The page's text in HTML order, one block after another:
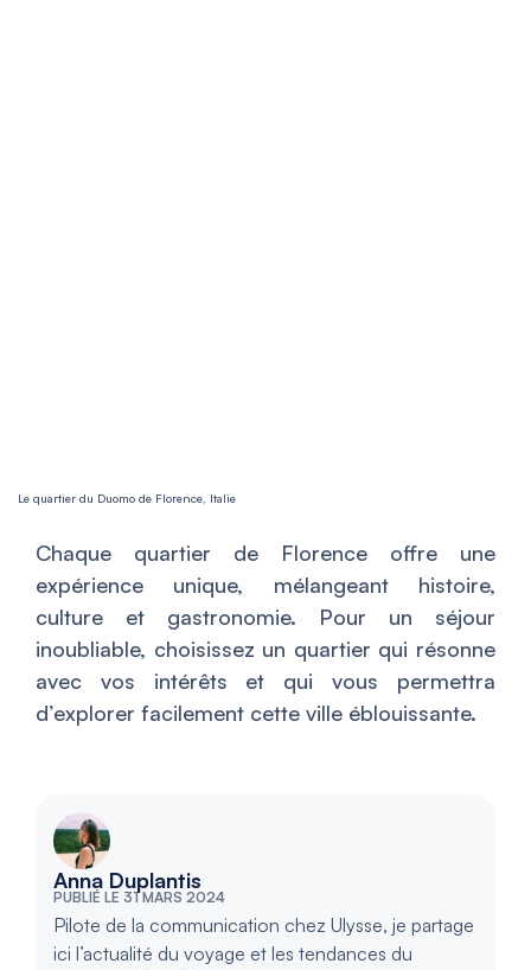
Le quartier du Duomo de Florence, Italie
Chaque quartier de Florence offre une
expérience unique, mélangeant histoire,
culture et gastronomie. Pour un séjour
inoubliable, choisissez un quartier qui résonne
avec vos intérêts et qui vous permettra
d’explorer facilement cette ville éblouissante.
Anna Duplantis
PUBLIÉ LE 31 MARS 2024
Pilote de la communication chez Ulysse, je partage
ici l’actualité du voyage et les tendances du